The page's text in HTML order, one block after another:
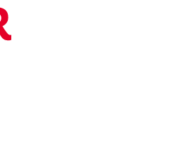
OFERTE DE NERATAT